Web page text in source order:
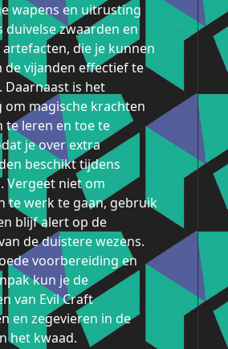
wapens en uitrusting
duivelse zwaarden en
die je kunnen
de vijanden effectief te
Daarnaast is het
om magische krachten
te leren en toe te
je over extra
beschikt tijdens
Vergeet niet om
te werk te gaan, gebruik
blijf alert op de
de duistere wezens.
voorbereiding en
kun je de
van Evil Craft
en zegevieren in de
het kwaad.